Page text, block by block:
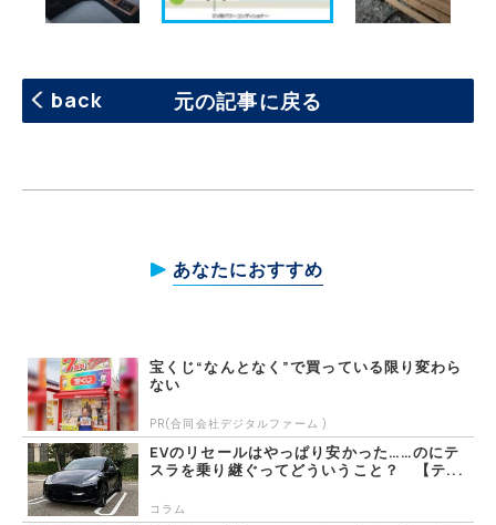
back 元の記事に戻る
あなたにおすすめ
宝くじ“なんとなく”で買っている限り変わら
ない
PR(合同会社デジタルファーム )
EVのリセールはやっぱり安かった……のにテ
スラを乗り継ぐってどういうこと？ 【テ...
コラム